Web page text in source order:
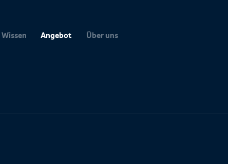
Wissen Angebot Über uns